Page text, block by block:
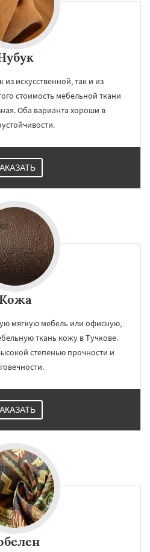
из искусственной, так и из
стоимость мебельной ткани
Оба варианта хороши в
Кожа
мягкую мебель или офисную,
ткань кожу в Тучкове.
степенью прочности и
персональных данных